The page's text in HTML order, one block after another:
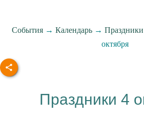
События → Календарь → Праздники
октября
Праздники 4